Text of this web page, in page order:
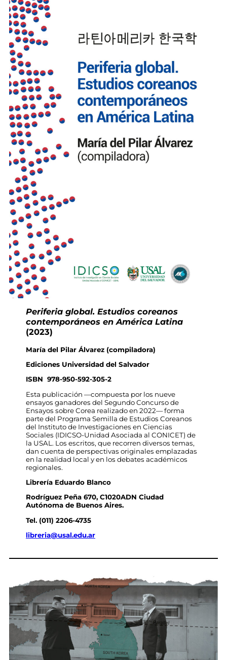
Periferia global. Estudios coreanos
contemporáneos en América Latina
(2023)
María del Pilar Álvarez (compiladora)
Ediciones Universidad del Salvador
ISBN 978-950-592-305-2
Esta publicación —compuesta por los nueve
ensayos ganadores del Segundo Concurso de
Ensayos sobre Corea realizado en 2022— forma
parte del Programa Semilla de Estudios Coreanos
del Instituto de Investigaciones en Ciencias
Sociales (IDICSO-Unidad Asociada al CONICET) de
la USAL. Los escritos, que recorren diversos temas,
dan cuenta de perspectivas originales emplazadas
en la realidad local y en los debates académicos
regionales.
Librería Eduardo Blanco
Rodríguez Peña 670, C1020ADN Ciudad
Autónoma de Buenos Aires.
Tel. (011) 2206-4735
libreria@usal.edu.ar